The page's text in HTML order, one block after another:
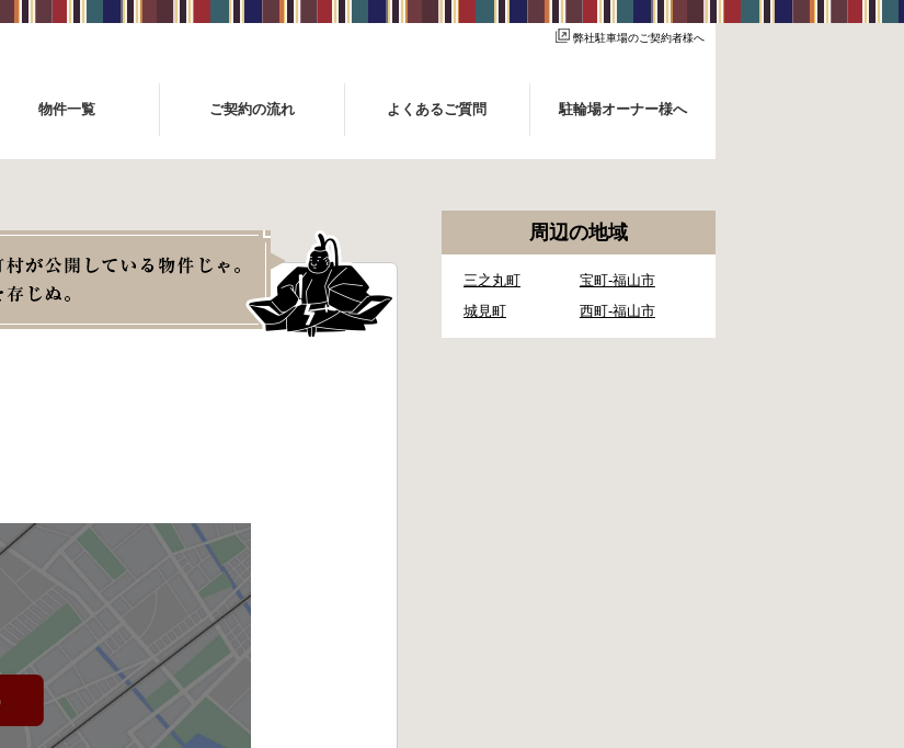
弊社駐車場のご契約者様へ
物件一覧 ご契約の流れ よくあるご質問 駐輪場オーナー様へ
周辺の地域
三之丸町
宝町-福山市
城見町
西町-福山市